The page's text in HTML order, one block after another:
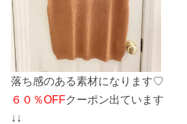
落ち感のある素材になります♡
６０％OFFクーポン出ています
↓↓